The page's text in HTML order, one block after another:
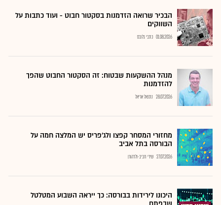
הבכיר שרואה הזדמנות בסקטור חבוט - ועוד כתבות על
השווקים
01.08.2026 כתבי גלובס
מנהל ההשקעות שבטוח: זה הסקטור החבוט שהפך
להזדמנות
28.07.2026 נתנאל אריאל
מחזורי המסחר קפצו ולג'פריס יש המלצה חמה על
הבורסה בתל אביב
27.07.2026 שירי חביב-ולדהורן
היכונו לירידות בבורסה: כך ייראה השבוע המטלטל